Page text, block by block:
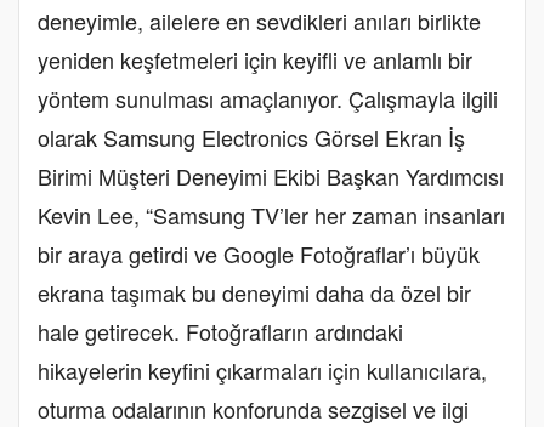
deneyimle, ailelere en sevdikleri anıları birlikte
yeniden keşfetmeleri için keyifli ve anlamlı bir
yöntem sunulması amaçlanıyor. Çalışmayla ilgili
olarak Samsung Electronics Görsel Ekran İş
Birimi Müşteri Deneyimi Ekibi Başkan Yardımcısı
Kevin Lee, “Samsung TV’ler her zaman insanları
bir araya getirdi ve Google Fotoğraflar’ı büyük
ekrana taşımak bu deneyimi daha da özel bir
hale getirecek. Fotoğrafların ardındaki
hikayelerin keyfini çıkarmaları için kullanıcılara,
oturma odalarının konforunda sezgisel ve ilgi